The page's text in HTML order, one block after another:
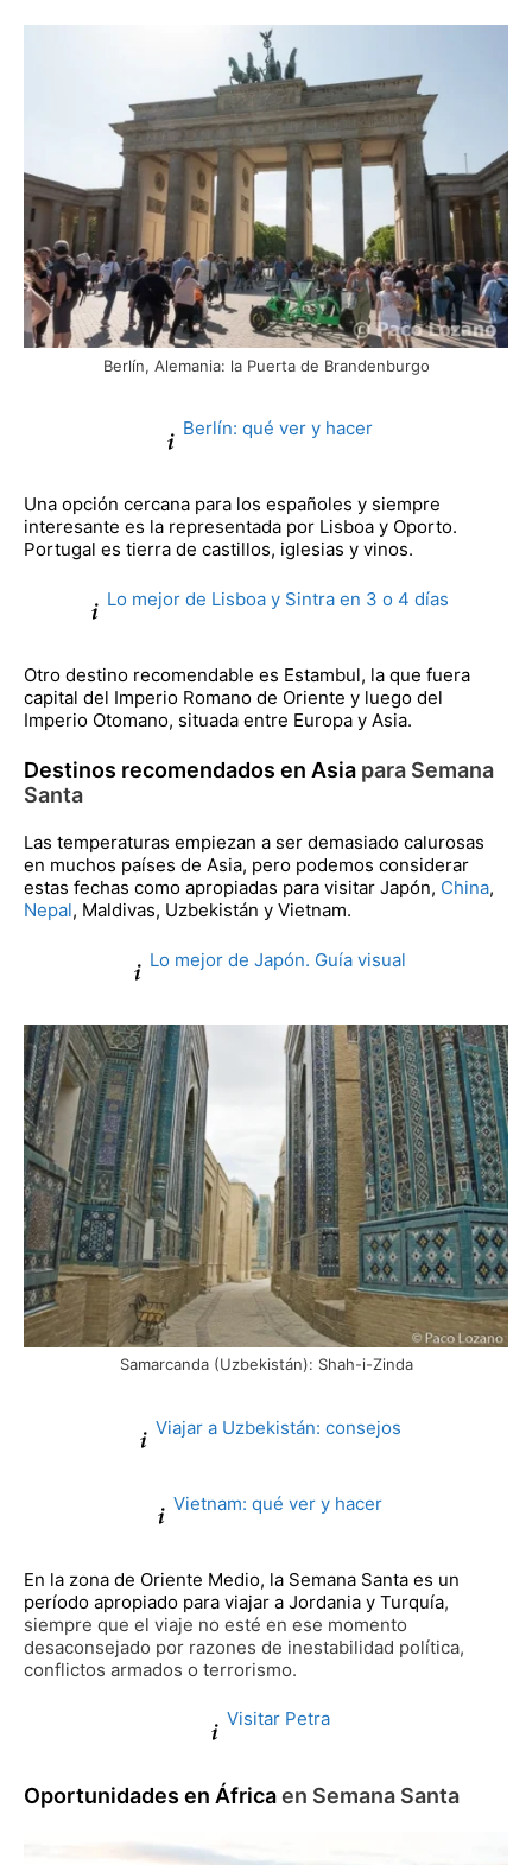
Berlín, Alemania: la Puerta de Brandenburgo
Berlín: qué ver y hacer
Una opción cercana para los españoles y siempre
interesante es la representada por Lisboa y Oporto.
Portugal es tierra de castillos, iglesias y vinos.
Lo mejor de Lisboa y Sintra en 3 o 4 días
Otro destino recomendable es Estambul, la que fuera
capital del Imperio Romano de Oriente y luego del
Imperio Otomano, situada entre Europa y Asia.
Destinos recomendados en Asia para Semana
Santa
Las temperaturas empiezan a ser demasiado calurosas
en muchos países de Asia, pero podemos considerar
estas fechas como apropiadas para visitar Japón, China,
Nepal, Maldivas, Uzbekistán y Vietnam.
Lo mejor de Japón. Guía visual
Samarcanda (Uzbekistán): Shah-i-Zinda
Viajar a Uzbekistán: consejos
Vietnam: qué ver y hacer
En la zona de Oriente Medio, la Semana Santa es un
período apropiado para viajar a Jordania y Turquía,
siempre que el viaje no esté en ese momento
desaconsejado por razones de inestabilidad política,
conflictos armados o terrorismo.
Visitar Petra
Oportunidades en Áfricaen Semana Santa